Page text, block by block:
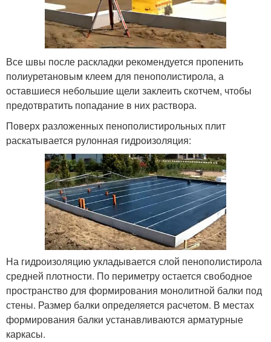
Все швы после раскладки рекомендуется пропенить
полиуретановым клеем для пенополистирола, а
оставшиеся небольшие щели заклеить скотчем, чтобы
предотвратить попадание в них раствора.
Поверх разложенных пенополистирольных плит
раскатывается рулонная гидроизоляция:
На гидроизоляцию укладывается слой пенополистирола
средней плотности. По периметру остается свободное
пространство для формирования монолитной балки под
стены. Размер балки определяется расчетом. В местах
формирования балки устанавливаются арматурные
каркасы.